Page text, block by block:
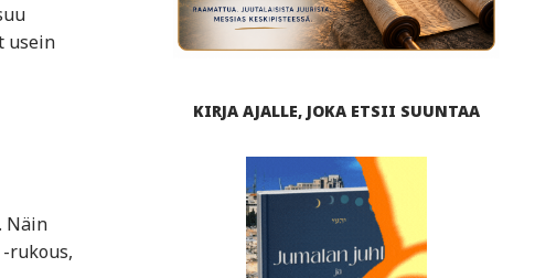
usein
Näin
rukous,
KIRJA AJALLE, JOKA ETSII SUUNTAA